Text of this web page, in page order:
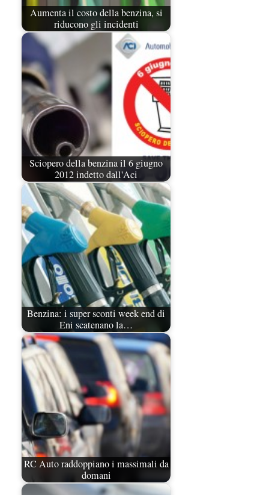
Aumenta il costo della benzina, si
riducono gli incidenti
Sciopero della benzina il 6 giugno
2012 indetto dall'Aci
Benzina: i super sconti week end di
Eni scatenano la…
RC Auto raddoppiano i massimali da
domani